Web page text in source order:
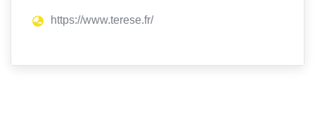
https://www.terese.fr/